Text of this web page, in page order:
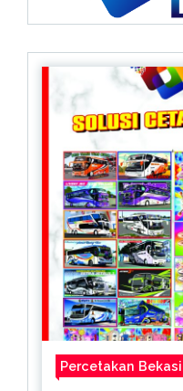
Percetakan Bekasi